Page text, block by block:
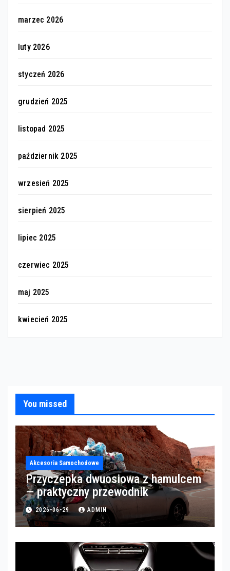
marzec 2026
luty 2026
styczeń 2026
grudzień 2025
listopad 2025
październik 2025
wrzesień 2025
sierpień 2025
lipiec 2025
czerwiec 2025
maj 2025
kwiecień 2025
You missed
Akcesoria Samochodowe
Przyczepka dwuosiowa z hamulcem
— praktyczny przewodnik
2026-06-29 ADMIN